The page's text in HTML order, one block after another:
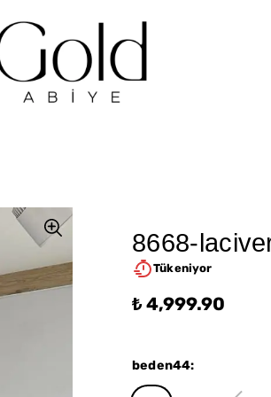
8668-
Tükeniyor
₺ 4,999.90
beden44: